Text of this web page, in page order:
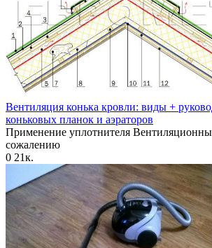
Вентиляция конька кровли: виды +
коньковых планок и аэраторов
Применение уплотнителя
сожалению
0 21к.